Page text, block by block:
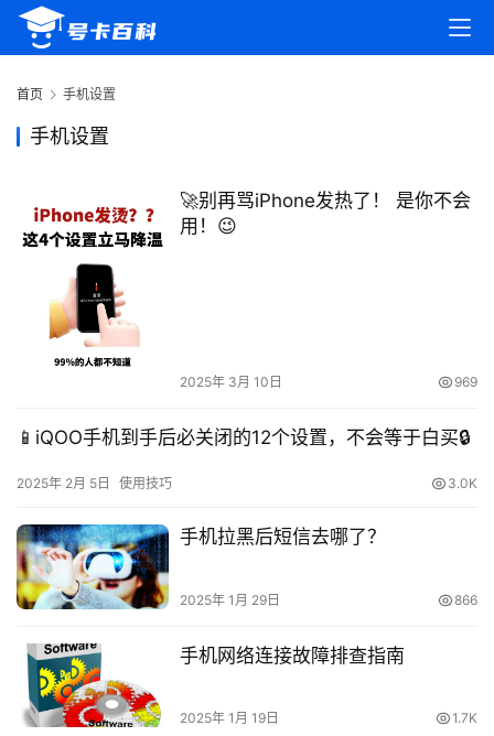
号
百
科
防
诈
知
识
首页 手机设置
手机设置
🚀别再骂iPhone发热了！ 是你不会
用！😉
2025年 3月 10日 969
📱iQOO手机到手后必关闭的12个设置，不会等于白买🔒
2025年 2月 5日 使用技巧 3.0K
手机拉黑后短信去哪了？
2025年 1月 29日 866
手机网络连接故障排查指南
2025年 1月 19日 1.7K